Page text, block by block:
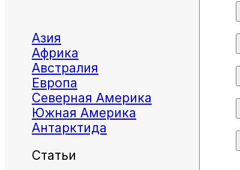
Азия
Африка
Австралия
Европа
Северная Америка
Южная Америка
Антарктида
Статьи